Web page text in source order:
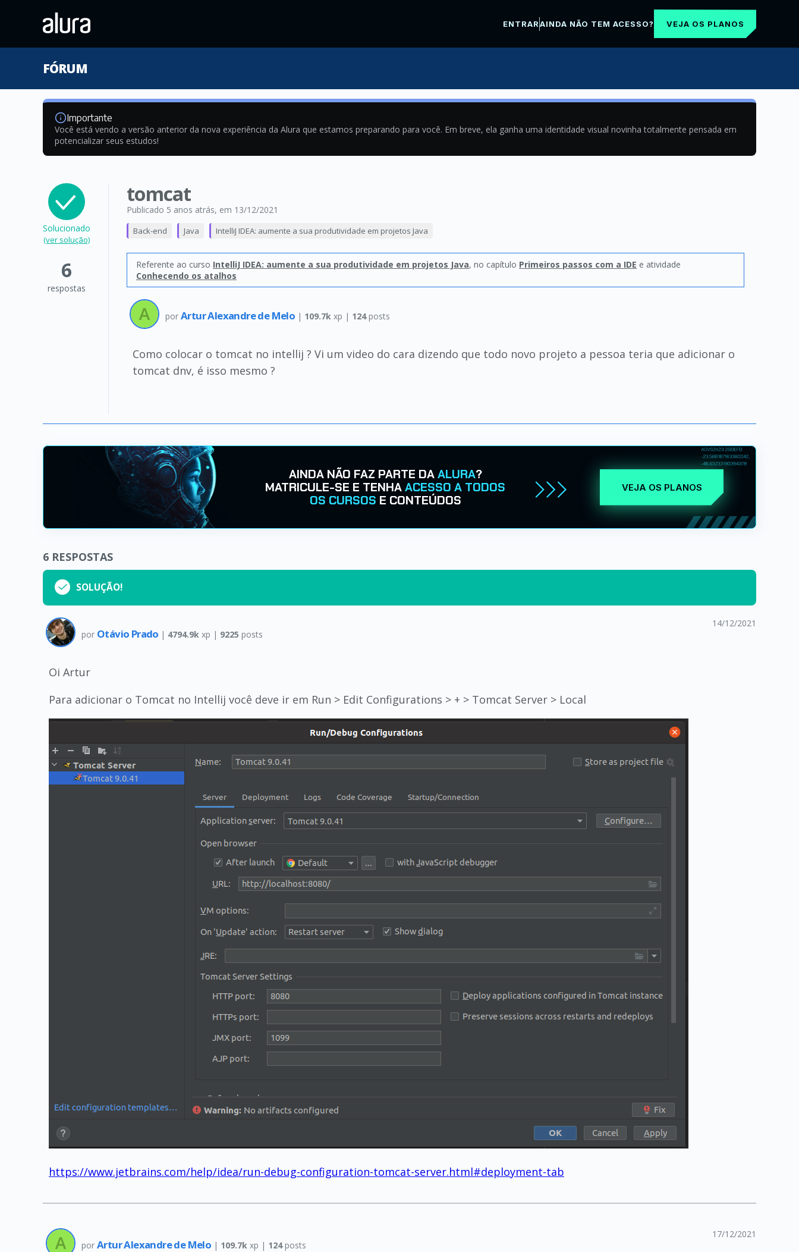
ENTRARAINDA NÃO TEM ACESSO? VEJA OS PLANOS
FÓRUM
Importante
Você está vendo a versão anterior da nova experiência da Alura que estamos preparando para você. Em breve, ela ganha uma identidade visual novinha totalmente pensada em
potencializar seus estudos!
Solucionado
(ver solução)
6
respostas
tomcat
Publicado 5 anos atrás, em 13/12/2021
Back-end Java IntelliJ IDEA: aumente a sua produtividade em projetos Java
Referente ao curso IntelliJ IDEA: aumente a sua produtividade em projetos Java, no capítulo Primeiros passos com a IDE e atividade
Conhecendo os atalhos
por Artur Alexandre de Melo | 109.7k xp | 124posts
Como colocar o tomcat no intellij ? Vi um video do cara dizendo que todo novo projeto a pessoa teria que adicionar o
tomcat dnv, é isso mesmo ?
AINDA NÃO FAZ PARTE DAALURA?
MATRICULE-SE E TENHAACESSO A TODOS
OS CURSOS E CONTEÚDOS
VEJA OS PLANOS
6 RESPOSTAS
SOLUÇÃO!
por Otávio Prado | 4794.9k xp | 9225 posts
14/12/2021
Oi Artur
Para adicionar o Tomcat no Intellij você deve ir em Run > Edit Configurations > + > Tomcat Server > Local
https://www.jetbrains.com/help/idea/run-debug-configuration-tomcat-server.html#deployment-tab
por Artur Alexandre de Melo | 109.7k xp | 124posts
17/12/2021